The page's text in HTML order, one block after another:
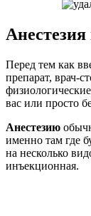
Перед тем как
препарат, врач-
вас или просто
Анестезию
именно там где
на несколько
инъекционная.